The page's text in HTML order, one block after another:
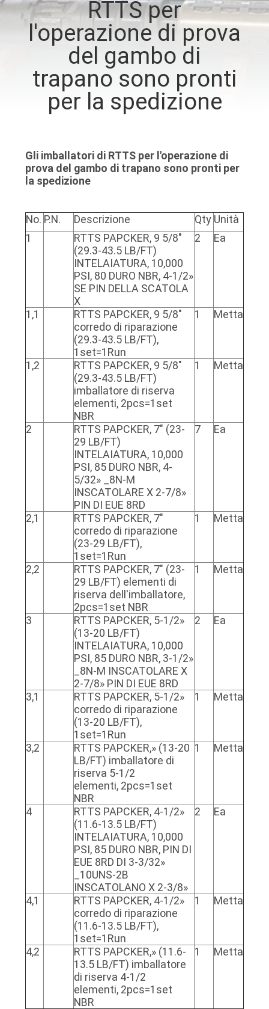
CONTROLLO
QUALITÀ
CONTATTICI
CASI
MAPPA
PRIVACY
RTTS per
l'operazione di prova
del gambo di
trapano sono pronti
per la spedizione
Gli imballatori di RTTS per l'operazione di
prova del gambo di trapano sono pronti per
la spedizione
No. P.N. Descrizione Qty Unità
1
RTTS PAPCKER, 9 5/8"
(29.3-43.5 LB/FT)
INTELAIATURA, 10,000
PSI, 80 DURO NBR, 4-1/2»
SE PIN DELLA SCATOLA
X
2 Ea
1,1
RTTS PAPCKER, 9 5/8"
corredo di riparazione
(29.3-43.5 LB/FT),
1set=1Run
1 Metta
1,2
RTTS PAPCKER, 9 5/8"
(29.3-43.5 LB/FT)
imballatore di riserva
elementi, 2pcs=1set
NBR
1 Metta
2
RTTS PAPCKER, 7" (23-
29 LB/FT)
INTELAIATURA, 10,000
PSI, 85 DURO NBR, 4-
5/32» _8N-M
INSCATOLARE X 2-7/8»
PIN DI EUE 8RD
7 Ea
2,1
RTTS PAPCKER, 7"
corredo di riparazione
(23-29 LB/FT),
1set=1Run
1 Metta
2,2
RTTS PAPCKER, 7" (23-
29 LB/FT) elementi di
riserva dell'imballatore,
2pcs=1set NBR
1 Metta
3
RTTS PAPCKER, 5-1/2»
(13-20 LB/FT)
INTELAIATURA, 10,000
PSI, 85 DURO NBR, 3-1/2»
_8N-M INSCATOLARE X
2-7/8» PIN DI EUE 8RD
2 Ea
3,1
RTTS PAPCKER, 5-1/2»
corredo di riparazione
(13-20 LB/FT),
1set=1Run
1 Metta
3,2
RTTS PAPCKER,» (13-20
LB/FT) imballatore di
riserva 5-1/2
elementi, 2pcs=1set
NBR
1 Metta
4
RTTS PAPCKER, 4-1/2»
(11.6-13.5 LB/FT)
INTELAIATURA, 10,000
PSI, 85 DURO NBR, PIN DI
EUE 8RD DI 3-3/32»
_10UNS-2B
INSCATOLANO X 2-3/8»
2 Ea
4,1
RTTS PAPCKER, 4-1/2»
corredo di riparazione
(11.6-13.5 LB/FT),
1set=1Run
1 Metta
4,2
RTTS PAPCKER,» (11.6-
13.5 LB/FT) imballatore
di riserva 4-1/2
elementi, 2pcs=1set
NBR
1 Metta